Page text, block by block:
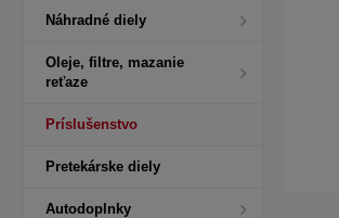
Náhradné diely
Oleje, filtre, mazanie
reťaze
Príslušenstvo
Pretekárske diely
Autodoplnky